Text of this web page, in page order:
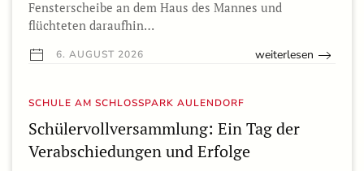
Fensterscheibe an dem Haus des Mannes und
flüchteten daraufhin…
6. AUGUST 2026 weiterlesen
SCHULE AM SCHLOSSPARK AULENDORF
Schülervollversammlung: Ein Tag der
Verabschiedungen und Erfolge